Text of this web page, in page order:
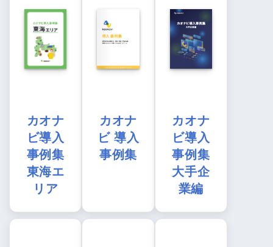
カオナ
ビ導入
事例集
東海エ
リア
カオナ
ビ 導入
事例集
カオナ
ビ導入
事例集
大手企
業編